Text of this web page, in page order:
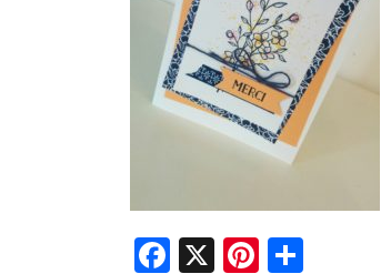
Facebook
X Pinterest